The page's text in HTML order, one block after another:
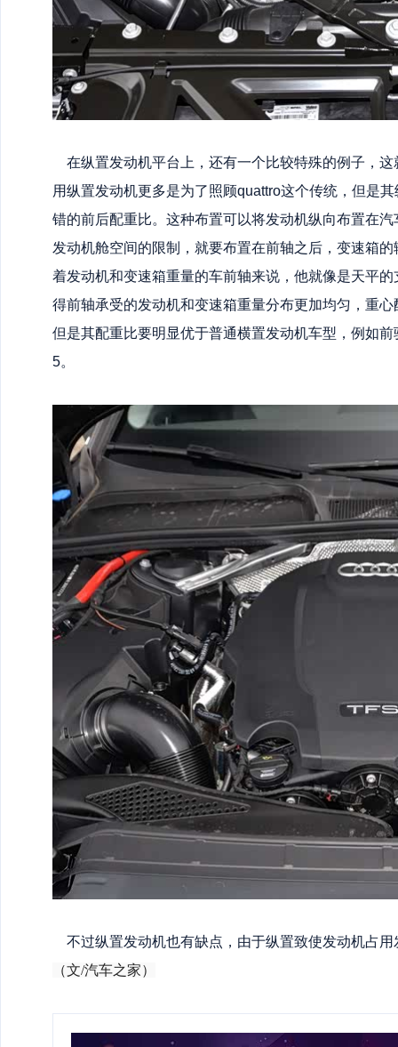
在纵置发动机平台上，还有一个比较特殊的例子，
用纵置发动机更多是为了照顾quattro这个传统，但是
错的前后配重比。这种布置可以将发动机纵向布置在
发动机舱空间的限制，就要布置在前轴之后，变速箱
着发动机和变速箱重量的车前轴来说，他就像是天平
得前轴承受的发动机和变速箱重量分布更加均匀，重
但是其配重比要明显优于普通横置发动机车型，例如
5。
不过纵置发动机也有缺点，由于纵置致使发动机占
（文/汽车之家）